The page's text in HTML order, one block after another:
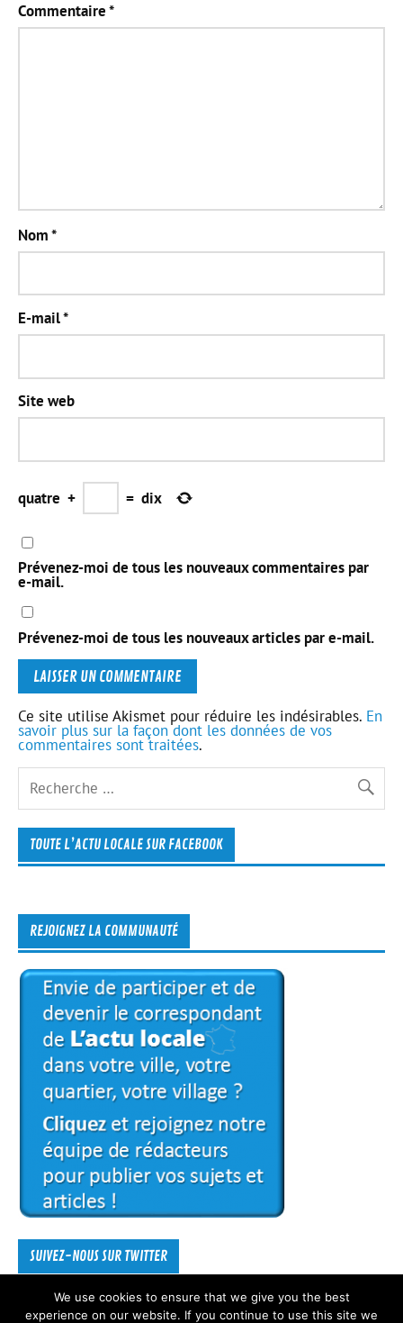
Commentaire*
Nom*
E-mail*
Site web
quatre + = dix
Prévenez-moi de tous les nouveaux commentaires par
e-mail.
Prévenez-moi de tous les nouveaux articles par e-mail.
Ce site utilise Akismet pour réduire les indésirables. En
savoir plus sur la façon dont les données de vos
commentaires sont traitées.
TOUTE L’ACTU LOCALE SUR FACEBOOK
REJOIGNEZ LA COMMUNAUTÉ
SUIVEZ-NOUS SUR TWITTER
Mes Tweets
We use cookies to ensure that we give you the best
experience on our website. If you continue to use this site we